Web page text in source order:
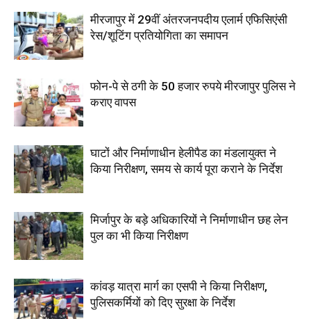
मीरजापुर में 29वीं अंतरजनपदीय एलार्म एफिसिएंसी
रेस/शूटिंग प्रतियोगिता का समापन
फोन-पे से ठगी के 50 हजार रुपये मीरजापुर पुलिस ने
कराए वापस
घाटों और निर्माणाधीन हेलीपैड का मंडलायुक्त ने
किया निरीक्षण, समय से कार्य पूरा कराने के निर्देश
मिर्जापुर के बड़े अधिकारियों ने निर्माणाधीन छह लेन
पुल का भी किया निरीक्षण
कांवड़ यात्रा मार्ग का एसपी ने किया निरीक्षण,
पुलिसकर्मियों को दिए सुरक्षा के निर्देश